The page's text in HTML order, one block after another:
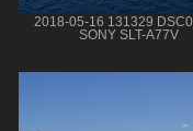
2018-05-16 131329
SONY SLT-A77V